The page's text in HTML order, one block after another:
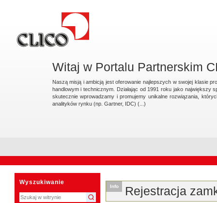
Witaj w Portalu Partnerskim
Naszą misją i ambicją jest oferowanie najlepszych w swojej klasie
handlowym i technicznym. Działając od 1991 roku jako
skutecznie wprowadzamy i promujemy unikalne rozwiązania,
analityków rynku (np. Gartner, IDC) (...)
osobiste
Wyszukiwanie
Info Rejestracja